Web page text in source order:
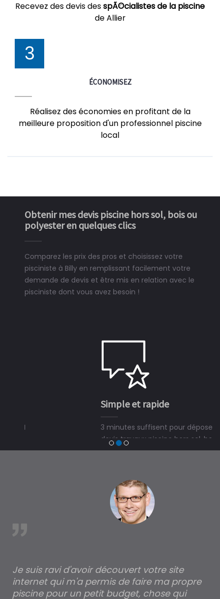
Recevez des devis desspÃ©cialistes de la piscine
de Allier
3
ÉCONOMISEZ
Réalisez des économies en profitant de la
meilleure proposition d'un professionnel piscine
local
Obtenir mes devis piscine hors sol, bois ou
polyester en quelques clics
Comparez les prix des pros et choisissez votre
pisciniste à Billy en remplissant facilement votre
demande de devis et être mis en relation avec le
pisciniste dont vous avez besoin !
3 minutes suffisent pour déposer une demande de
devis travaux piscine hors sol, bois ou polyester et
trouver un expert en piscine hors sol, bois ou polyester